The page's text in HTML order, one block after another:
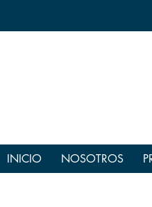
INICIO NOSOTROS